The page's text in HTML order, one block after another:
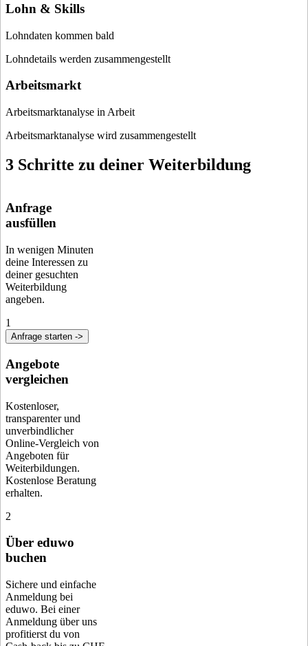
Lohn & Skills
Lohndaten kommen bald
Lohndetails werden zusammengestellt
Arbeitsmarkt
Arbeitsmarktanalyse in Arbeit
Arbeitsmarktanalyse wird zusammengestellt
3 Schritte zu deiner Weiterbildung
Anfrage
ausfüllen
In wenigen Minuten
deine Interessen zu
deiner gesuchten
Weiterbildung
angeben.
1
Anfrage starten ->
Angebote
vergleichen
Kostenloser,
transparenter und
unverbindlicher
Online-Vergleich von
Angeboten für
Weiterbildungen.
Kostenlose Beratung
erhalten.
2
Über eduwo
buchen
Sichere und einfache
Anmeldung bei
eduwo. Bei einer
Anmeldung über uns
profitierst du von